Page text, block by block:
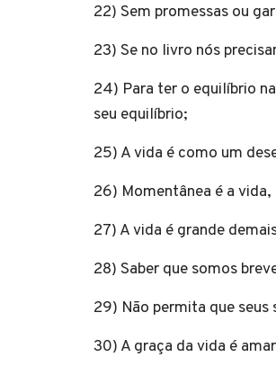
22) Sem promessas ou
23) Se no livro nós
24) Para ter o equilíbrio
seu equilíbrio;
25) A vida é como um
26) Momentânea é a
27) A vida é grande
28) Saber que somos
29) Não permita que
30) A graça da vida é